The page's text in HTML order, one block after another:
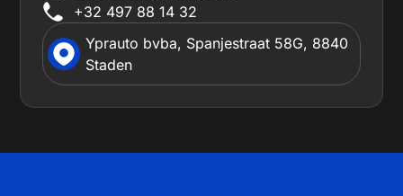
+32 497 88 14 32
Yprauto bvba, Spanjestraat 58G, 8840
Staden